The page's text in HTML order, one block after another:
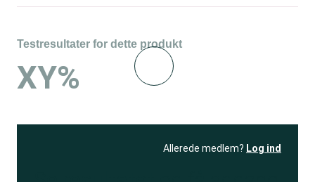
Testresultater for dette produkt
XY%
Allerede medlem? Log ind